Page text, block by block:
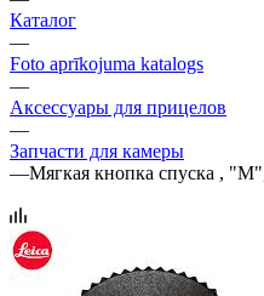
Каталог
—
Foto aprīkojuma katalogs
—
Аксессуары для прицелов
—
Запчасти для камеры
—Мягкая кнопка спуска ,